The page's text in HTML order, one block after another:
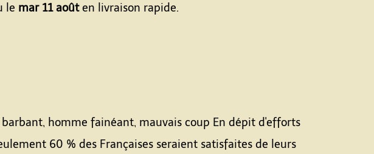
le mar 11 aoûten livraison rapide.
homme fainéant, mauvais coup En dépit d'efforts
60 % des Françaises seraient satisfaites de leurs